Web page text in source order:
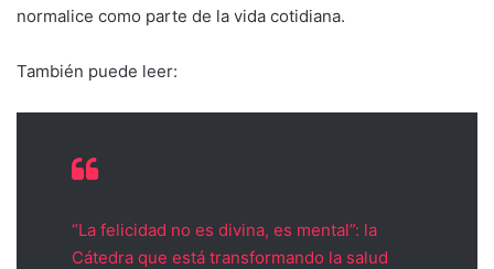
normalice como parte de la vida cotidiana.
También puede leer:
“La felicidad no es divina, es mental”: la
Cátedra que está transformando la salud